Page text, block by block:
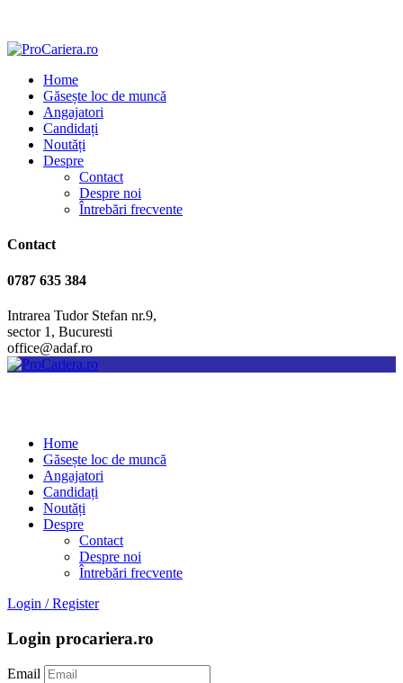
Home
Găsește loc de muncă
Angajatori
Candidați
Noutăți
Despre
Contact
Despre noi
Întrebări frecvente
Contact
0787 635 384
Intrarea Tudor Stefan nr.9,
sector 1, Bucuresti
office@adaf.ro
Home
Găsește loc de muncă
Angajatori
Candidați
Noutăți
Despre
Contact
Despre noi
Întrebări frecvente
Login / Register
Login procariera.ro
Email